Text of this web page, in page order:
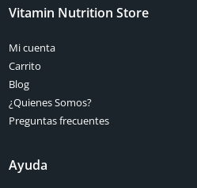
Vitamin Nutrition Store
Mi cuenta
Carrito
Blog
¿Quienes Somos?
Preguntas frecuentes
Ayuda